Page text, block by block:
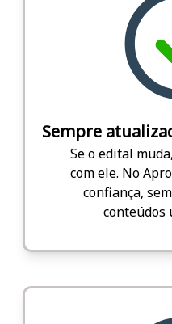
Sempre
Se o edital
com ele. No
confiança,
conteúdos